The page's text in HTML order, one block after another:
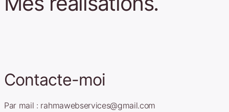
Contacte-moi
Par mail : rahmawebservices@gmail.com